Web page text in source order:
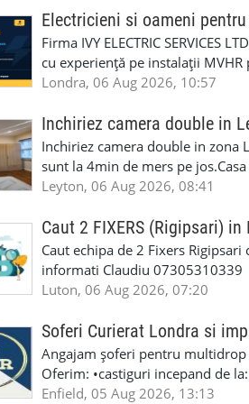
diversitatea și toate contractele
de locuri de muncă: cu normă
multe detalii la 020 3051 0506
6RR 🚀 CSCS Colindale – GQA
te astăzi. Construiește-ți viitorul
Auto. Indiferent de situație,
repara in scurt timp si eficient
garaj auto care ofera orice tip de
Lucram cu Toate Garantiile si
iTP/MOT Masini Mici si Vanuri
Accident Management, Preluam
Masina la Schimb. ✅ Distributii
Geometrie Profesionala Roti
Explicatii. ✅ Suntem foarte buni
Reparam orice tip de masina
Masina de Drum Lung. ✅
Detailing Auto Interior/Exterior.
WhatsApp Text https://wa.link/
6HB
#AtelierAutoLondra
#RomanianGarageRepair
#RomanianMechanic
#MecaniciProfesionistiLondra
Electricieni si oameni
Firma IVY ELECTRIC SERVICES
cu experiență pe instalații
obligatorii: 🔹 Full PPE
lucru constant ✅ Echipă
detalii și programare, trimiteți
Londra, 06 Aug 2026, 10:57
Inchiriez camera double in
Inchiriez camera double in zona
sunt la 4min de mers pe
incluse.Cautam o persoana sau
seriozitate.Multumesc anticipat.
Leyton, 06 Aug 2026, 08:41
Caut 2 FIXERS (Rigipsari) in
Caut echipa de 2 Fixers
informati Claudiu 07305310339
Luton, 06 Aug 2026, 07:20
Soferi Curierat Londra si
Angajam șoferi pentru
Oferim: •castiguri incepand de
pentru cei platitori de VAT si
Enfield, 05 Aug 2026, 13:13